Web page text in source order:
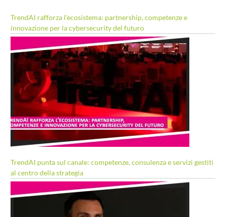
TrendAI rafforza l’ecosistema: partnership, competenze e
innovazione per la cybersecurity del futuro
TrendAI punta sul canale: competenze, consulenza e servizi gestiti
al centro della strategia